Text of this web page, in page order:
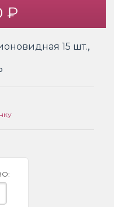
₽
15 шт.,